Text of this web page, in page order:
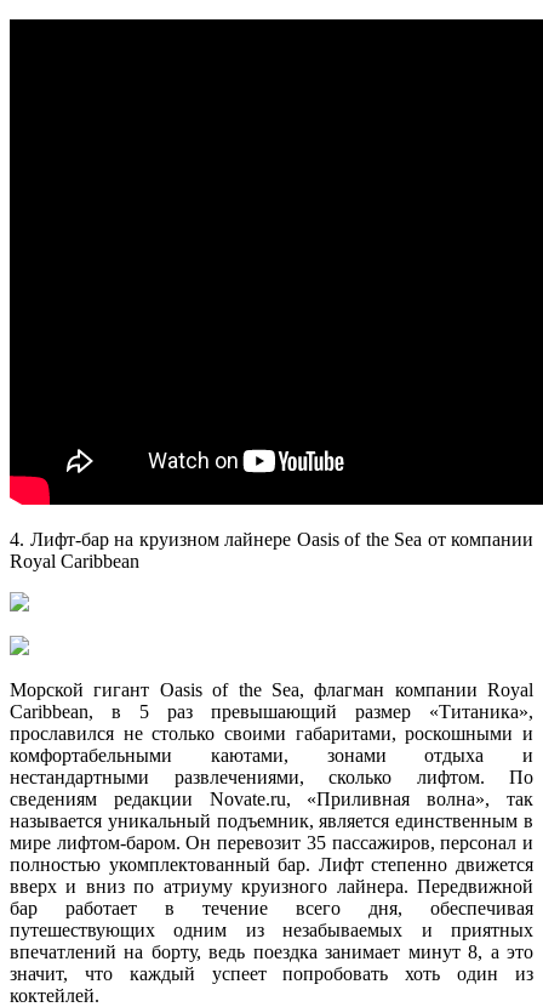
4. Лифт-бар на круизном лайнере Oasis of the Sea от компании
Royal Caribbean
Морской гигант Oasis of the Sea, флагман компании Royal
Caribbean, в 5 раз превышающий размер «Титаника»,
прославился не столько своими габаритами, роскошными и
комфортабельными каютами, зонами отдыха и
нестандартными развлечениями, сколько лифтом. По
сведениям редакции Novate.ru, «Приливная волна», так
называется уникальный подъемник, является единственным в
мире лифтом-баром. Он перевозит 35 пассажиров, персонал и
полностью укомплектованный бар. Лифт степенно движется
вверх и вниз по атриуму круизного лайнера. Передвижной
бар работает в течение всего дня, обеспечивая
путешествующих одним из незабываемых и приятных
впечатлений на борту, ведь поездка занимает минут 8, а это
значит, что каждый успеет попробовать хоть один из
коктейлей.